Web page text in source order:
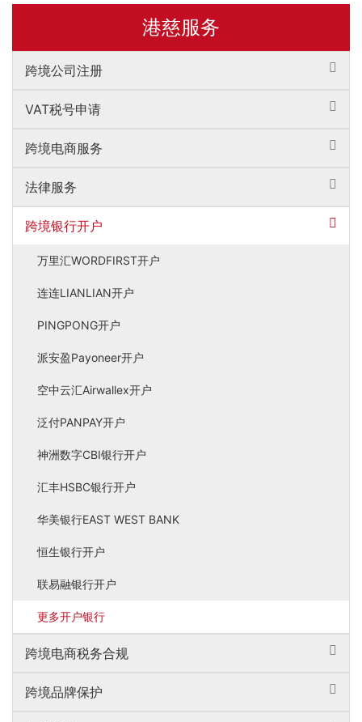
港慈服务
跨境公司注册
VAT税号申请
跨境电商服务
法律服务
跨境银行开户
万里汇WORDFIRST开户
连连LIANLIAN开户
PINGPONG开户
派安盈Payoneer开户
空中云汇Airwallex开户
泛付PANPAY开户
神洲数字CBI银行开户
汇丰HSBC银行开户
华美银行EAST WEST BANK
恒生银行开户
联易融银行开户
更多开户银行
跨境电商税务合规
跨境品牌保护